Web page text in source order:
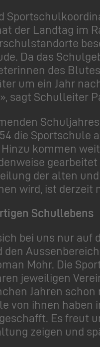
der Landtag im
Da das
des
um ein Jahr
sagt Schulleiter
die Sportschule
kommen
der alten
wird, ist derzeit
Schullebens
bei uns nur auf
Mohr. Die
jeweiligen
Jahren
von ihnen haben
Es freut
zeigen und